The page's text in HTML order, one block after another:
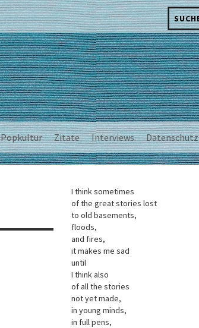
Suchen
nach:
Popkultur Zitate Interviews Datenschutz
I think sometimes
of the great stories lost
to old basements,
floods,
and fires,
it makes me sad
until
I think also
of all the stories
not yet made,
in young minds,
in full pens,